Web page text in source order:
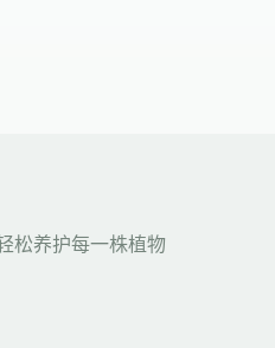
松养护每一株植物